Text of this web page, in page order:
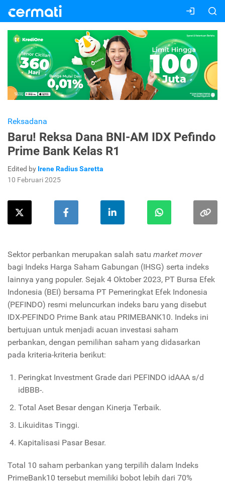
Reksadana
Baru! Reksa Dana BNI-AM IDX Pefindo
Prime Bank Kelas R1
Edited by Irene Radius Saretta
10 Februari 2025
Sektor perbankan merupakan salah satu market mover
bagi Indeks Harga Saham Gabungan (IHSG) serta indeks
lainnya yang populer. Sejak 4 Oktober 2023, PT Bursa Efek
Indonesia (BEI) bersama PT Pemeringkat Efek Indonesia
(PEFINDO) resmi meluncurkan indeks baru yang disebut
IDX-PEFINDO Prime Bank atau PRIMEBANK10. Indeks ini
bertujuan untuk menjadi acuan investasi saham
perbankan, dengan pemilihan saham yang didasarkan
pada kriteria-kriteria berikut:
Peringkat Investment Grade dari PEFINDO idAAA s/d
idBBB-.
Total Aset Besar dengan Kinerja Terbaik.
Likuiditas Tinggi.
Kapitalisasi Pasar Besar.
Total 10 saham perbankan yang terpilih dalam Indeks
PrimeBank10 tersebut memiliki bobot lebih dari 70%